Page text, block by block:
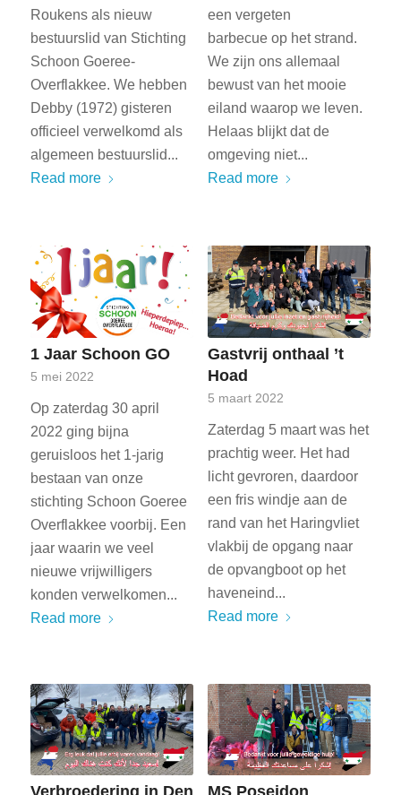
Roukens als nieuw
bestuurslid van Stichting
Schoon Goeree-
Overflakkee. We hebben
Debby (1972) gisteren
officieel verwelkomd als
algemeen bestuurslid...
Read more
een vergeten
barbecue op het strand.
We zijn ons allemaal
bewust van het mooie
eiland waarop we leven.
Helaas blijkt dat de
omgeving niet...
Read more
1 Jaar Schoon GO
5 mei 2022
Op zaterdag 30 april
2022 ging bijna
geruisloos het 1-jarig
bestaan van onze
stichting Schoon Goeree
Overflakkee voorbij. Een
jaar waarin we veel
nieuwe vrijwilligers
konden verwelkomen...
Read more
Gastvrij onthaal ’t
Hoad
5 maart 2022
Zaterdag 5 maart was het
prachtig weer. Het had
licht gevroren, daardoor
een fris windje aan de
rand van het Haringvliet
vlakbij de opgang naar
de opvangboot op het
haveneind...
Read more